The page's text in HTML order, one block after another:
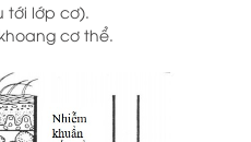
tới lớp cơ).
cơ thể.